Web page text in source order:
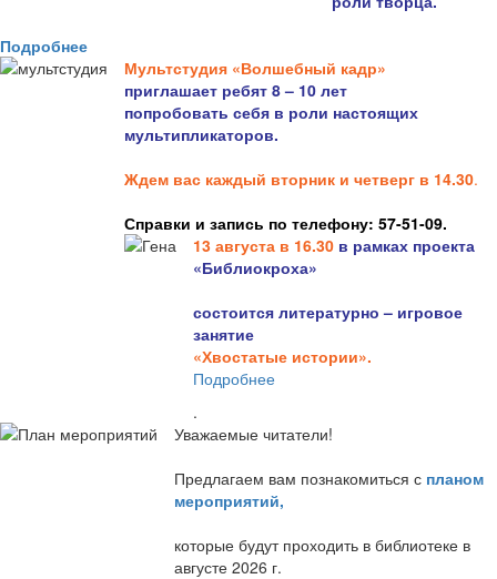
Подробнее
Мультстудия «Волшебный кадр»
приглашает ребят 8 – 10 лет
попробовать себя в роли настоящих
мультипликаторов.
Ждем вас каждый вторник и четверг в 14.30.
Справки и запись по телефону: 57-51-09.
13 августа в 16.30 в рамках проекта
«Библиокроха»
состоится литературно – игровое
занятие
«Хвостатые истории».
Подробнее
.
Уважаемые читатели!
Предлагаем вам познакомиться с планом
мероприятий,
которые будут проходить в библиотеке в
августе 2026 г.